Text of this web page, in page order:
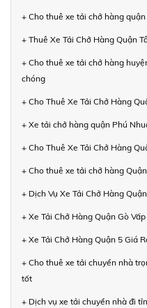
+ Cho thuê xe tải chở hàng
+ Thuê Xe Tải Chở Hàng Quận
+ Cho thuê xe tải chở hàng
chóng
+ Cho Thuê Xe Tải Chở Hàng
+ Xe tải chở hàng quận Phú
+ Cho Thuê Xe Tải Chở Hàng
+ Cho thuê xe tải chở hàng
+ Dịch Vụ Xe Tải Chở Hàng
+ Xe Tải Chở Hàng Quận Gò
+ Xe Tải Chở Hàng Quận 5 Giá
+ Cho thuê xe tải chuyển nhà
tốt
+ Dịch vụ xe tải chuyển nhà đi